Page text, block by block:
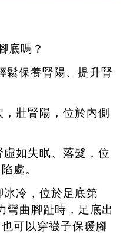
底嗎？
鬆保養腎陽、提升腎
，壯腎陽，位於內側
虛如失眠、落髮，位
處。
冰冷，位於足底第
彎曲腳趾時，足底出
可以穿襪子保暖腳